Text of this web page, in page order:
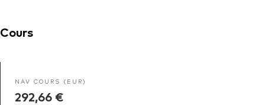
Cours
NAV COURS (EUR)
292,66 €